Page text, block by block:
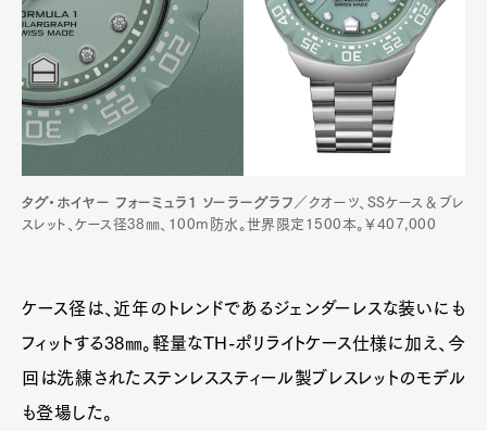
タグ・ホイヤー フォーミュラ1 ソーラーグラフ ／クオーツ、SSケース＆ブレ
スレット、ケース径38㎜、100m防水。世界限定1500本。￥407,000
ケース径は、近年のトレンドであるジェンダーレスな装いにも
フィットする38㎜。軽量なTH-ポリライトケース仕様に加え、今
回は洗練されたステンレススティール製ブレスレットのモデル
も登場した。